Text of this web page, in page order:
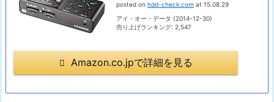
posted on hdd-check.com at 15.08.29
アイ・オー・データ (2014-12-30)
売り上げランキング: 2,547
Amazon.co.jpで詳細を見る